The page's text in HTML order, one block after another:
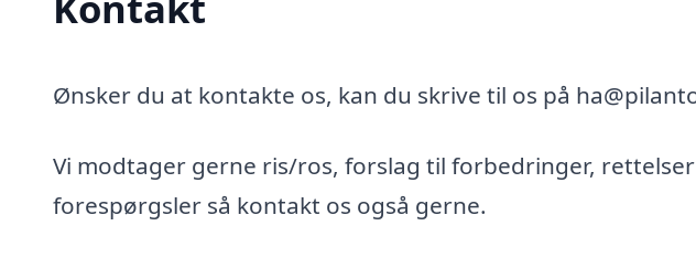
Ønsker du at kontakte os, kan du skrive til os på
Vi modtager gerne ris/ros, forslag til forbedringer,
forespørgsler så kontakt os også gerne.